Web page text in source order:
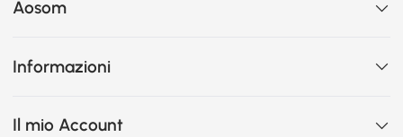
Aosom
Informazioni
Il mio Account